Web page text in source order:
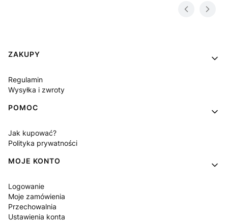
Linki w stopce
ZAKUPY
Regulamin
Wysyłka i zwroty
POMOC
Jak kupować?
Polityka prywatności
MOJE KONTO
Logowanie
Moje zamówienia
Przechowalnia
Ustawienia konta